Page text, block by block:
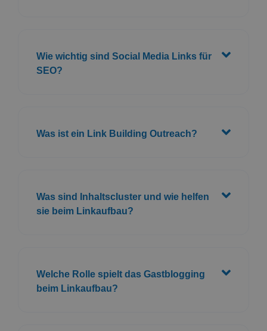
Wie wichtig sind Social Media Links für
SEO?
Was ist ein Link Building Outreach?
Was sind Inhaltscluster und wie helfen
sie beim Linkaufbau?
Welche Rolle spielt das Gastblogging
beim Linkaufbau?